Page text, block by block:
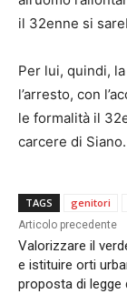
il 32enne si
Per lui, quindi,
l’arresto, con
le formalità il
carcere di Siano.
TAGS genitori
Articolo precedente
Valorizzare il
e istituire orti
proposta di legge